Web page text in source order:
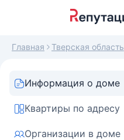
Главная Тверская область
Информация о доме
Квартиры по адресу
Организации в доме